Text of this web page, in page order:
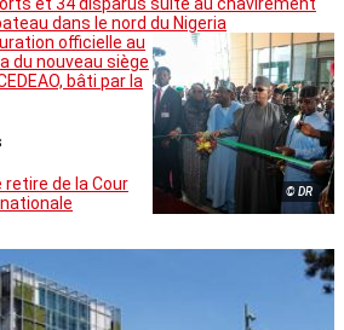
dans le nord du Nigeria
© DR
officielle au
du nouveau siège
bâti par la
retire de la Cour